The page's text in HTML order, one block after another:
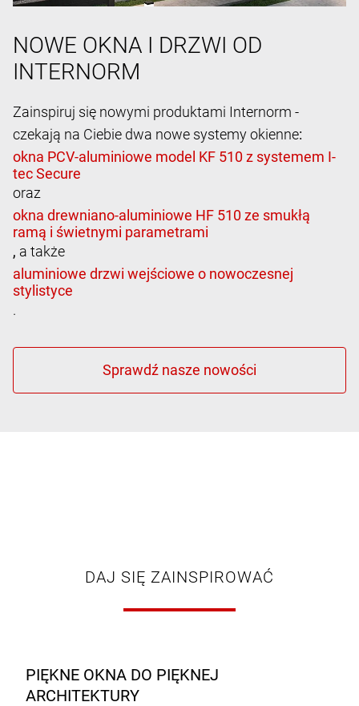
NOWE OKNA I DRZWI OD
INTERNORM
Zainspiruj się nowymi produktami Internorm -
czekają na Ciebie dwa nowe systemy okienne:
oraz
, a także
.
DAJ SIĘ ZAINSPIROWAĆ
PIĘKNE OKNA DO PIĘKNEJ
ARCHITEKTURY